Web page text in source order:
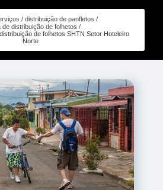
distribuição de panfletos
de distribuição de folhetos
de folhetos SHTN Setor Hoteleiro
Norte